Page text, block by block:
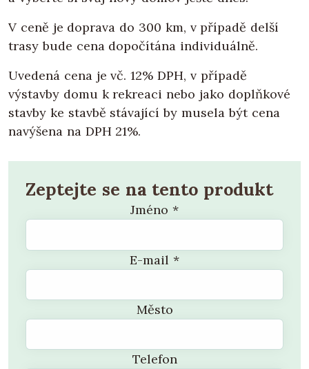
V ceně je doprava do 300 km, v případě delší
trasy bude cena dopočítána individuálně.
Uvedená cena je vč. 12% DPH, v případě
výstavby domu k rekreaci nebo jako doplňkové
stavby ke stavbě stávající by musela být cena
navýšena na DPH 21%.
Zeptejte se na tento produkt
Jméno *
E-mail *
Město
Telefon